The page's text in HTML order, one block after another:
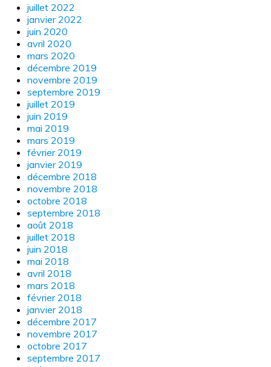
juillet 2022
janvier 2022
juin 2020
avril 2020
mars 2020
décembre 2019
novembre 2019
septembre 2019
juillet 2019
juin 2019
mai 2019
mars 2019
février 2019
janvier 2019
décembre 2018
novembre 2018
octobre 2018
septembre 2018
août 2018
juillet 2018
juin 2018
mai 2018
avril 2018
mars 2018
février 2018
janvier 2018
décembre 2017
novembre 2017
octobre 2017
septembre 2017